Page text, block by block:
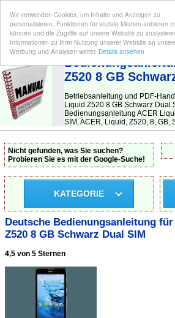
Wir verwenden Cookies, um Inhalte und Anzeigen zu
personalisieren, Funktionen für soziale Medien anbieten
können und die Zugriffe auf unsere Website zu
Informationen zu Ihrer Nutzung unserer Website an
Werbung und Analysen weiter. Details ansehen
BEDIENUNGSANLEITUNG| Hier finden Sie die
Z520 8 GB
Betriebsanleitung und PDF-
Liquid Z520 8 GB Schwarz Dual
Bedienungsanleitung ACER
SIM, ACER, Liquid, Z520, 8, GB,
Nicht gefunden, was Sie suchen?
Probieren Sie es mit der Google-Suche!
KATEGORIE
Deutsche Bedienungsanleitung
Z520 8 GB Schwarz Dual SIM
4,5 von 5 Sternen